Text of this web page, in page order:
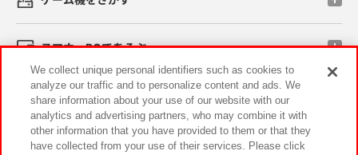
スマホ・PCであそぶ
イベント・キャンペーン
We collect unique personal identifiers such as cookies to
analyze our traffic and to personalize content and ads. We
share information about your use of our website with our
analytics and advertising partners, who may combine it with
other information that you have provided to them or that they
have collected from your use of their services. Please click